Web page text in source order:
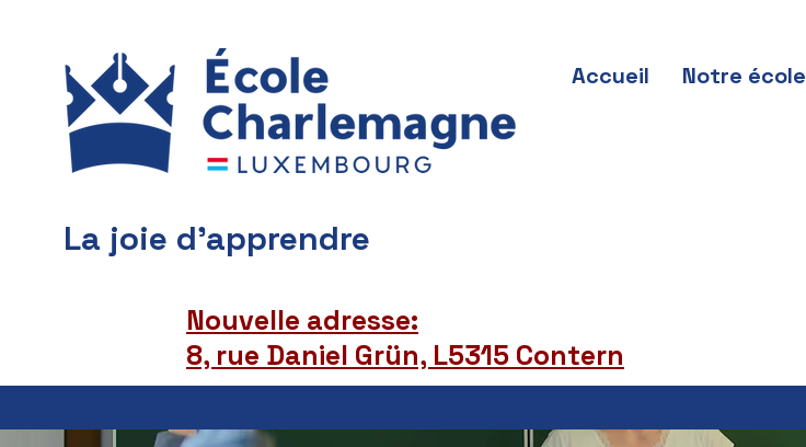
La joie d'apprendre
Nouvelle adresse:
8, rue Daniel Grün, L5315 Contern
Accueil Notre école